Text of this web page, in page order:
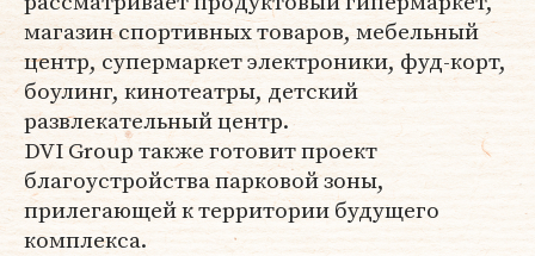
магазин спортивных товаров, мебельный
центр, супермаркет электроники, фуд-корт,
боулинг, кинотеатры, детский
развлекательный центр.
DVI Group также готовит проект
благоустройства парковой зоны,
прилегающей к территории будущего
комплекса.